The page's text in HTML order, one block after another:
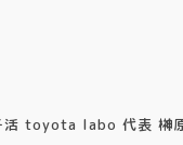
活 toyota labo 代表 榊